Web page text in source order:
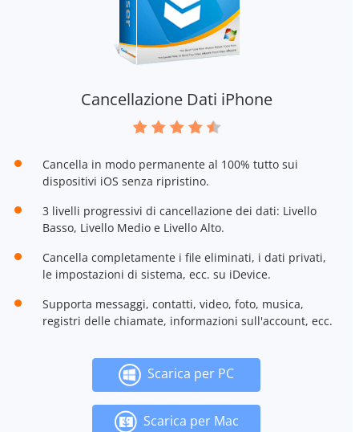
Cancellazione Dati iPhone
Cancella in modo permanente al 100% tutto sui
dispositivi iOS senza ripristino.
3 livelli progressivi di cancellazione dei dati: Livello
Basso, Livello Medio e Livello Alto.
Cancella completamente i file eliminati, i dati privati,
le impostazioni di sistema, ecc. su iDevice.
Supporta messaggi, contatti, video, foto, musica,
registri delle chiamate, informazioni sull'account, ecc.
Scarica per PC
Scarica per Mac